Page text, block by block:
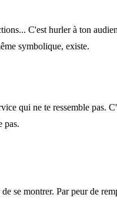
C'est hurler à ton
symbolique, existe.
qui ne te ressemble pas.
pas.
se montrer. Par peur de